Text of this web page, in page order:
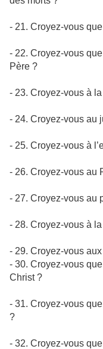
- 21. Croyez-vous
- 22. Croyez-vous
Père ?
- 23. Croyez-vous à
- 24. Croyez-vous au
- 25. Croyez-vous à
- 26. Croyez-vous au
- 27. Croyez-vous au
- 28. Croyez-vous à
- 29. Croyez-vous
- 30. Croyez-vous
Christ ?
- 31. Croyez-vous
?
- 32. Croyez-vous